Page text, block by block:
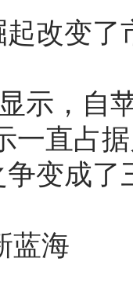
改变了
示，自
一直占
变成了
蓝海